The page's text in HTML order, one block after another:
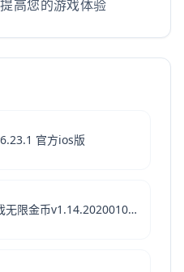
高您的游戏体验
官方ios版
丧尸狂潮破解版游戏无限金币v1.14.20200103 安卓版